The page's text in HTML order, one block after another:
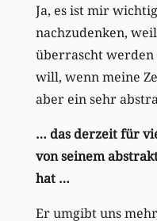
Ja, es ist mir
nachzudenken,
überrascht werden
will, wenn meine
aber ein sehr
… das derzeit für
von seinem
hat …
Er umgibt uns